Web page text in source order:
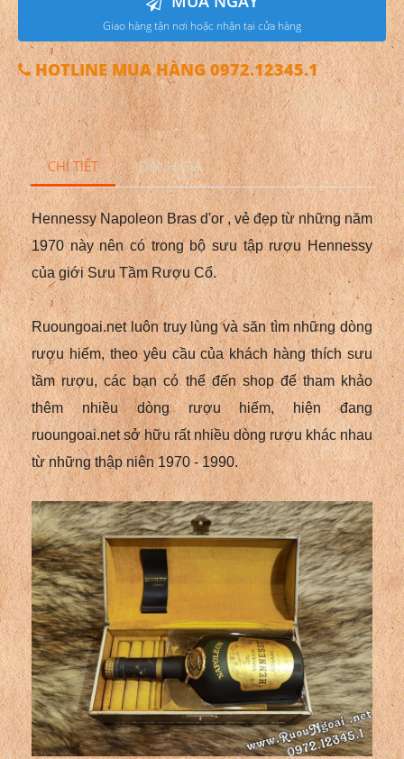
Giao hàng tận nơi hoặc nhận tại cửa hàng
HOTLINE MUA HÀNG 0972.12345.1
CHI TIẾT ĐÁNH GIÁ
Hennessy Napoleon Bras d'or, vẻ đẹp từ những năm
1970 này nên có trong bộ sưu tập rượu Hennessy
của giới Sưu Tầm Rượu Cổ.
Ruoungoai.net luôn truy lùng và săn tìm những dòng
rượu hiếm, theo yêu cầu của khách hàng thích sưu
tầm rượu, các bạn có thể đến shop để tham khảo
thêm nhiều dòng rượu hiếm, hiện đang
ruoungoai.net sở hữu rất nhiều dòng rượu khác nhau
từ những thập niên 1970 - 1990.